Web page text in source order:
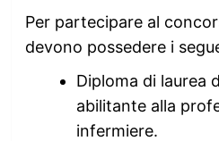
Per partecipare al
devono possedere i
Diploma di laurea
abilitante alla
infermiere.